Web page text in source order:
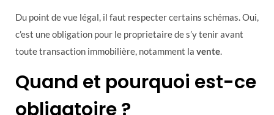
Du point de vue légal, il faut respecter certains schémas. Oui,
c’est une obligation pour le proprietaire de s’y tenir avant
toute transaction immobilière, notamment la vente.
Quand et pourquoi est-ce
obligatoire ?